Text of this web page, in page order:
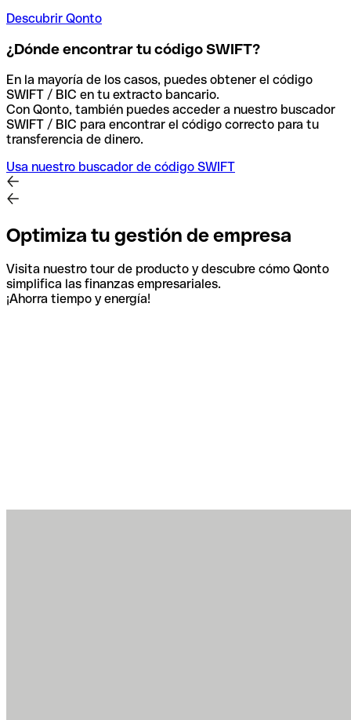
Descubrir Qonto
¿Dónde encontrar tu código SWIFT?
En la mayoría de los casos, puedes obtener el código
SWIFT / BIC en tu extracto bancario.
Con Qonto, también puedes acceder a nuestro buscador
SWIFT / BIC para encontrar el código correcto para tu
transferencia de dinero.
Usa nuestro buscador de código SWIFT
Optimiza tu gestión de empresa
Visita nuestro tour de producto y descubre cómo Qonto
simplifica las finanzas empresariales.
¡Ahorra tiempo y energía!